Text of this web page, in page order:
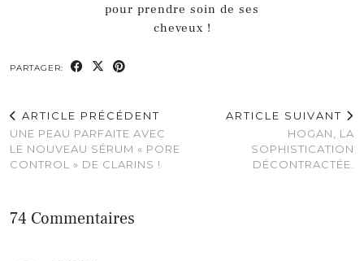
pour prendre soin de ses
cheveux !
PARTAGER:
ARTICLE PRÉCÉDENT
UNE PEAU PARFAITE AVEC
LE NOUVEAU SÉRUM « PORE
CONTROL » DE CLARINS !
ARTICLE SUIVANT
HOGAN, LA
SOPHISTICATION
DÉCONTRACTÉE.
74 Commentaires